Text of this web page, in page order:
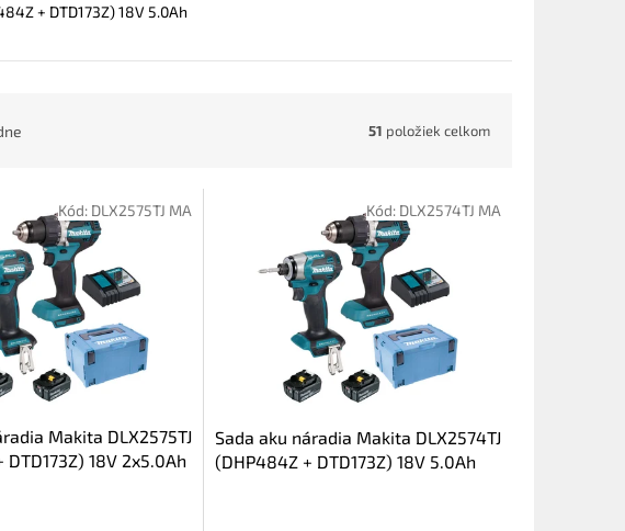
+ DTD173Z) 18V 5.0Ah
51 položiek celkom
Makita DLX2575TJ
DTD173Z) 18V 2x5.0Ah
Kód: DLX2575TJ MA
Sada aku náradia Makita DLX2574TJ
(DHP484Z + DTD173Z) 18V 5.0Ah
Kód: DLX2574TJ MA